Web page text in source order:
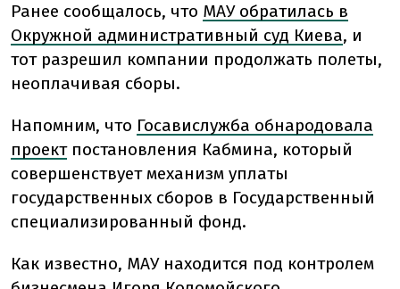
Ранее сообщалось, что МАУ обратилась в
Окружной административный суд Киева, и
тот разрешил компании продолжать полеты,
неоплачивая сборы.
Напомним, что Госавислужба обнародовала
проектпостановления Кабмина, который
совершенствует механизм уплаты
государственных сборов в Государственный
специализированный фонд.
Как известно, МАУ находится под контролем